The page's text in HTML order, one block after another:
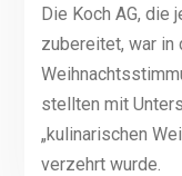
Die Koch AG, die
zubereitet, war in
stellten mit
„kulinarischen
verzehrt wurde.